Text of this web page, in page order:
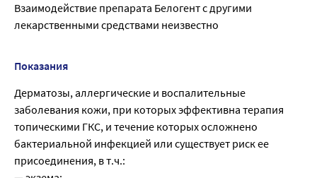
Взаимодействие препарата Белогент с другими
лекарственными средствами неизвестно
Показания
Дерматозы, аллергические и воспалительные
заболевания кожи, при которых эффективна терапия
топическими ГКС, и течение которых осложнено
бактериальной инфекцией или существует риск ее
присоединения, в т.ч.: